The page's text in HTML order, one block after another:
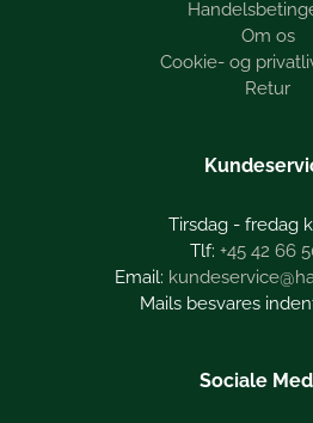
Om os
Cookie- og
Retur
Tirsdag - fredag
+45 42 66
Mails besvares
Sociale